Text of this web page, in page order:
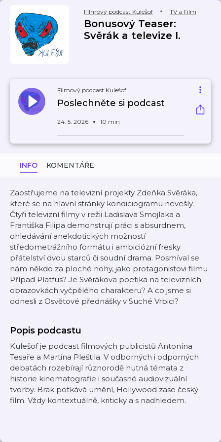
Filmový podcast Kulešof TV a Film
Bonusový Teaser:
Svěrák a televize I.
Filmový podcast Kulešof
Poslechněte si podcast
24. 5. 2026 10 min
INFO KOMENTÁŘE
Zaostřujeme na televizní projekty Zdeňka Svěráka,
které se na hlavní stránky kondiciogramu nevešly.
Čtyři televizní filmy v režii Ladislava Smojlaka a
Františka Filipa demonstrují práci s absurdnem,
ohledávání anekdotických možností
středometrážního formátu i ambiciózní fresky
přátelství dvou starců či soudní drama. Posmíval se
nám někdo za ploché nohy, jako protagonistovi filmu
Případ Platfus? Je Svěrákova poetika na televizních
obrazovkách vyčpělého charakteru? A co jsme si
odnesli z Osvětové přednášky v Suché Vrbici?
Popis podcastu
Kulešof je podcast filmových publicistů Antonína
Tesaře a Martina Pleštila. V odborných i odporných
debatách rozebírají různorodě hutná témata z
historie kinematografie i současné audiovizuální
tvorby. Brak potkává umění, Hollywood zase český
film. Vždy kontextuálně, kriticky a s nadhledem.